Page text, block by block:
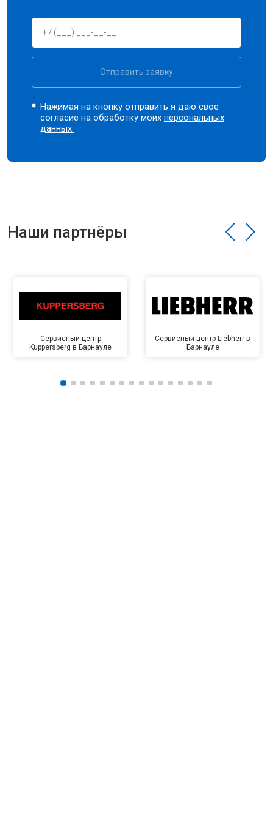
Отправить заявку
Нажимая на кнопку отправить я даю свое
согласие на обработку моихперсональных
данных.
Наши партнёры
Сервисный центр
Kuppersberg в Барнауле
Сервисный центр Liebherr в
Барнауле